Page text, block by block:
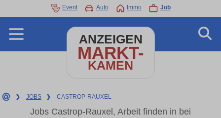
Event Auto Immo Job
ANZEIGEN
MARKT-
KAMEN
❯ JOBS ❯ CASTROP-RAUXEL
Jobs Castrop-Rauxel, Arbeit finden in bei